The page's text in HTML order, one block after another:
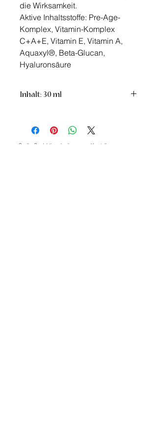
die Wirksamkeit.
Aktive Inhaltsstoffe: Pre-Age-
Komplex, Vitamin-Komplex
C+A+E, Vitamin E, Vitamin A,
Aquaxyl®, Beta-Glucan,
Hyaluronsäure
Inhalt: 30 ml
Quelle: Produktbeschreibung vom Hersteller